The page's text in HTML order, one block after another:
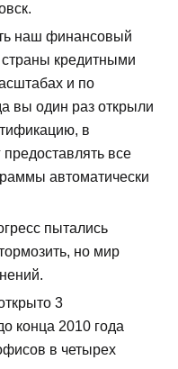
наш финансовый
кредитными
и по
вы один раз открыли
в
все
автоматически
пытались
но мир
3
конца 2010 года
в четырех